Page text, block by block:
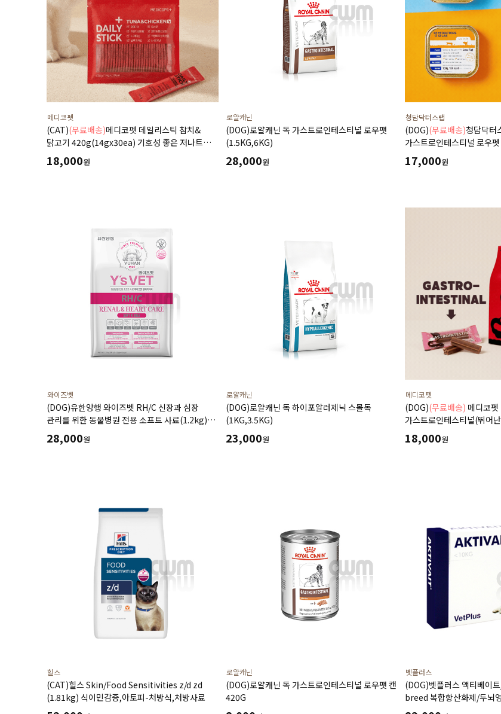
메디코펫
(CAT)(무료배송)메디코펫 데일리스틱 참치&
닭고기 420g(14gx30ea) 기호성 좋은 저나트륨
하루 종합 영양제 츄르
18,000원
로얄캐닌
(DOG)로얄캐닌 독 가스트로인테스티널 로우팻
(1.5KG,6KG)
28,000원
청담닥터스랩
(DOG)(무료배송)청담닥터
가스트로인테스티널 로우
함량을 줄인 습식 캔사료
저지방처방습식,췌장염 ,소
17,000원
와이즈벳
(DOG)유한양행 와이즈벳 RH/C 신장과 심장
관리를 위한 동물병원 전용 소프트 사료(1.2kg)
저단백 저인 저나트륨 3저설계 심장건강에 도움을
주는 기능성 성분 고품질 단백질원 사용
28,000원
로얄캐닌
(DOG)로얄캐닌 독 하이포알러제닉 스몰독
(1KG,3.5KG)
23,000원
메디코펫
(DOG)(무료배송) 메디코
가스트로인테스티널(뛰어
췌장염,설사,구토,만성질환
18,000원
힐스
(CAT)힐스 Skin/Food Sensitivities z/d zd
(1.81kg) 식이민감증,아토피-처방식,처방사료
로얄캐닌
(DOG)로얄캐닌 독 가스트로인테스티널 로우팻 캔
420G
벳플러스
(DOG)벳플러스 액티베이
breed 복합항산화제/두뇌
(60캡슐)소형견용